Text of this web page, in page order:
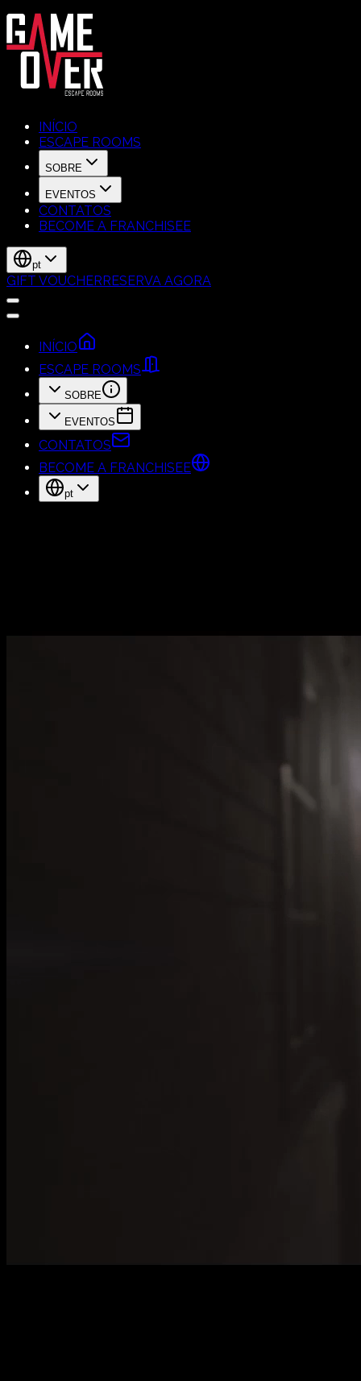
INÍCIO
ESCAPE ROOMS
SOBRE
EVENTOS
CONTATOS
BECOME A FRANCHISEE
pt
GIFT VOUCHERRESERVA AGORA
INÍCIO
ESCAPE ROOMS
SOBRE
EVENTOS
CONTATOS
BECOME A FRANCHISEE
pt